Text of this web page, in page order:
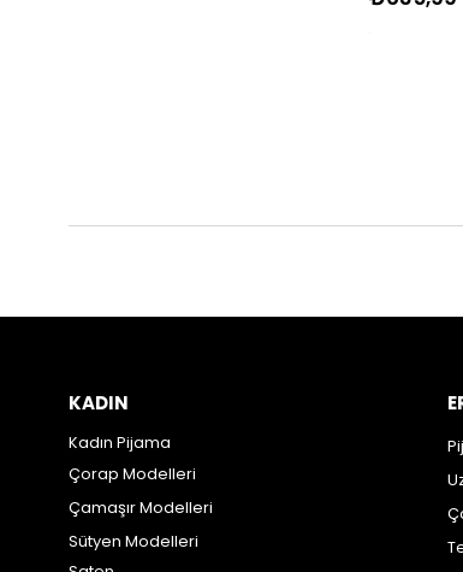
KADIN
Kadın Pijama
Çorap Modelleri
Çamaşır Modelleri
Sütyen Modelleri